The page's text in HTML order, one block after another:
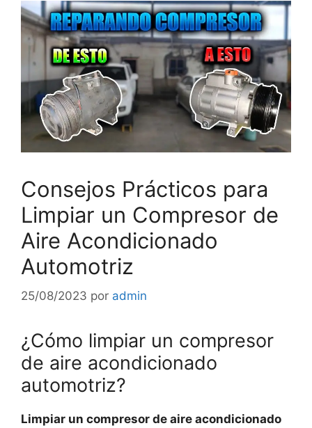
Consejos Prácticos para
Limpiar un Compresor de
Aire Acondicionado
Automotriz
25/08/2023 por admin
¿Cómo limpiar un compresor
de aire acondicionado
automotriz?
Limpiar un compresor de aire acondicionado